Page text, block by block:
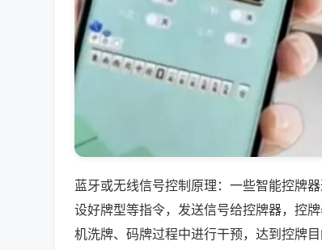
蓝牙或无线信号控制原理：一些智能控牌
设好牌型等指令，发送信号给控牌器，控
机洗牌、码牌过程中进行干预，达到控牌目